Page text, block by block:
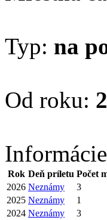
Typ: na
Od roku:
Rok Deň príletu Počet
2026 Neznámy 3
2025 Neznámy 1
2024 Neznámy 3